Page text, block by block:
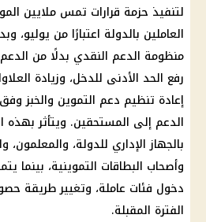
لتنفيذ حزمة قرارات تمس ملايين
العاملين بالدولة اعتبارًا من يوليو،
منظومة الدعم النقدي بدلًا من
رفع الحد الأدنى للدخل، وزيادة
إعادة تنظيم دعم التموين والخبز
الدعم إلى المستحقين. ويتأثر بهذه
بالجهاز الإداري للدولة، والمعلمون،
وأصحاب البطاقات التموينية، بينما
دخول فئات عاملة، وتغيير طريقة
الفترة المقبلة.